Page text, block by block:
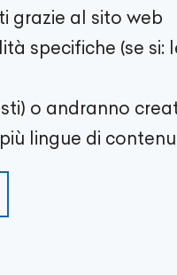
grazie al sito web
specifiche (se si:
o andranno
lingue di